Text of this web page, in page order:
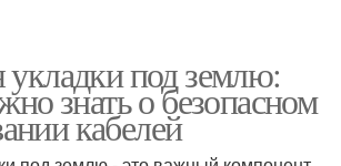
укладки под землю:
знать о безопасном
кабелей